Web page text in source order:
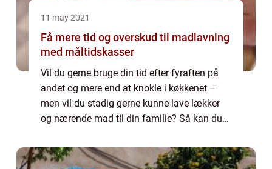
11 may 2021
Få mere tid og overskud til madlavning
med måltidskasser
Vil du gerne bruge din tid efter fyraften på
andet og mere end at knokle i køkkenet –
men vil du stadig gerne kunne lave lækker
og nærende mad til din familie? Så kan du
Hvorfor bruge måltidskasser? Måske mener
d...